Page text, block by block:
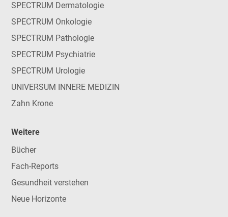
SPECTRUM Dermatologie
SPECTRUM Onkologie
SPECTRUM Pathologie
SPECTRUM Psychiatrie
SPECTRUM Urologie
UNIVERSUM INNERE MEDIZIN
Zahn Krone
Weitere
Bücher
Fach-Reports
Gesundheit verstehen
Neue Horizonte